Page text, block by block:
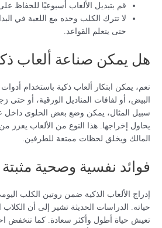
قم بتبديل الألعاب أسبوعيًا للحفاظ
لا تترك الكلب وحده مع اللعبة في
حتى يتعلم القواعد.
هل يمكن صناعة ألعاب
نعم، يمكن ابتكار ألعاب ذكية باستخدام
البيض، أو لفافات المناديل الورقية، أو حتى
سبيل المثال، يمكن وضع بعض الحلوى داخل
يحاول إخراجها. هذا النوع من الألعاب يعزز من
المالك ويخلق لحظات ممتعة للطرفين.
فوائد نفسية وصحية مثبتة
إدراج الألعاب الذكية ضمن روتين الكلب
حياته. الدراسات الحديثة تشير إلى أن الكلاب
تعيش حياة أطول وأكثر سعادة. كما تنخفض